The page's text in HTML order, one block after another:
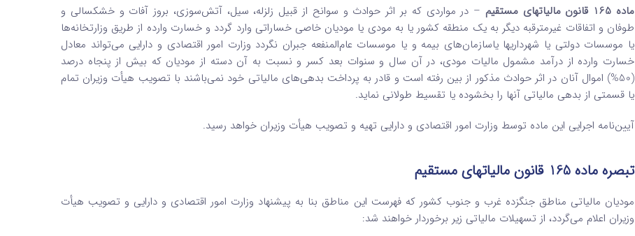
ماده 165 قانون مالیاتهای مستقیم
– در مواردی که بر اثر حوادث و سوانح از قبیل زلزله، سیل، آتش‌سوزی، بروز آفات و خشکسالی و
طوفان و اتفاقات غیرمترقبه دیگر به ‌یک منطقه کشور یا به مودی یا مودیان خاصی خساراتی وارد گردد و خسارت وارده از طریق وزارتخانه‌ها
یا موسسات دولتی یا شهرداریها یا‌سازمان‌های بیمه و یا موسسات عام‌المنفعه جبران نگردد وزارت امور اقتصادی و دارایی می‌تواند معادل
خسارت وارده از درآمد مشمول مالیات مودی‌، در آن سال و سنوات بعد کسر و نسبت به آن دسته از مودیان که بیش از پنجاه درصد
(50%) اموال آنان در اثر حوادث ‌مذکور از بین رفته است و قادر به پرداخت بدهی‌های مالیاتی خود نمی‌باشند با تصویب هیأت وزیران تمام
یا قسمتی از بدهی مالیاتی آنها را بخشوده یا‌ تقسیط طولانی نماید.
آیین‌نامه اجرایی این ماده توسط وزارت امور اقتصادی و دارایی تهیه و تصویب هیأت وزیران خواهد رسید.
تبصره ماده 165 قانون مالیاتهای مستقیم
مودیان مالیاتی مناطق جنگ­زده غرب و جنوب کشور که فهرست این مناطق بنا به پیشنهاد وزارت امور اقتصادی و دارایی و تصویب هیأت‌
وزیران اعلام می‌گردد، از تسهیلات مالیاتی زیر برخوردار خواهند شد: